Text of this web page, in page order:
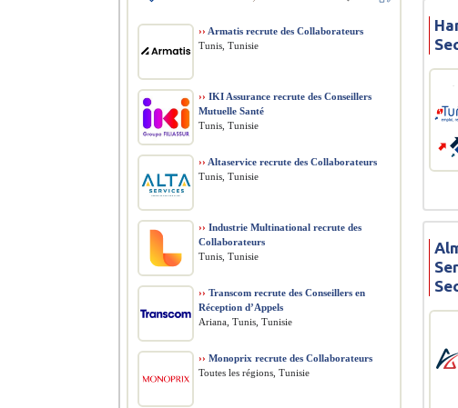
›› Armatis recrute des Collaborateurs
Tunis, Tunisie
›› IKI Assurance recrute des Conseillers
Mutuelle Santé
Tunis, Tunisie
›› Altaservice recrute des Collaborateurs
Tunis, Tunisie
›› Industrie Multinational recrute des
Collaborateurs
Tunis, Tunisie
›› Transcom recrute des Conseillers en
Réception d’Appels
Ariana, Tunis, Tunisie
›› Monoprix recrute des Collaborateurs
Toutes les régions, Tunisie